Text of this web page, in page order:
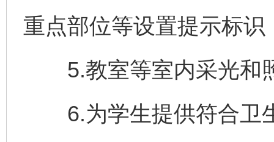
重点部位等设置提示标
5.教室等室内采光和
6.为学生提供符合卫